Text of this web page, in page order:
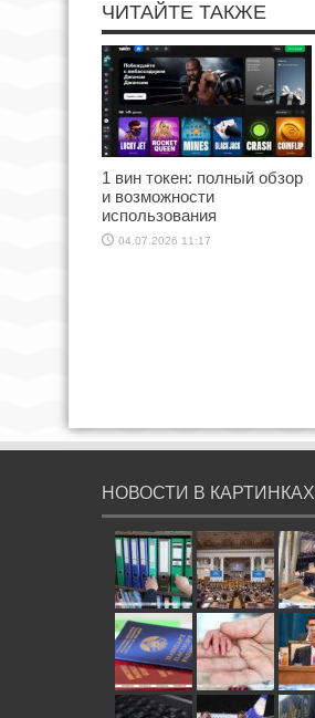
ЧИТАЙТЕ ТАКЖЕ
1 вин токен: полный обзор
и возможности
использования
04.07.2026 11:17
НОВОСТИ В КАРТИНКАХ